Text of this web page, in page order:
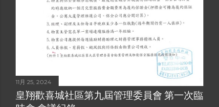
11月 25, 2024
皇翔歡喜城社區第九屆管理委員會 第一次臨